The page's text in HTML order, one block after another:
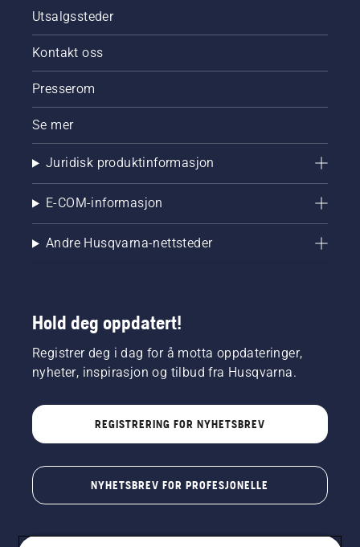
Utsalgssteder
Kontakt oss
Presserom
Se mer
Juridisk produktinformasjon
E-COM-informasjon
Andre Husqvarna-nettsteder
Hold deg oppdatert!
Registrer deg i dag for å motta oppdateringer,
nyheter, inspirasjon og tilbud fra Husqvarna.
REGISTRERING FOR NYHETSBREV
NYHETSBREV FOR PROFESJONELLE